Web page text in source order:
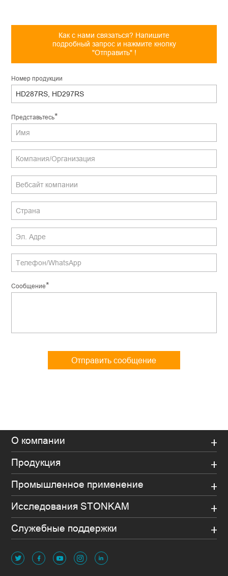
Как с нами связаться? Напишите
подробный запрос и нажмите кнопку
"Отправить" !
Hомер продукции
Представьтесь*
Сообщение*
Отправить сообщение
О компании
Продукция
Промышленное применение
Исследования STONKAM
Служебные поддержки